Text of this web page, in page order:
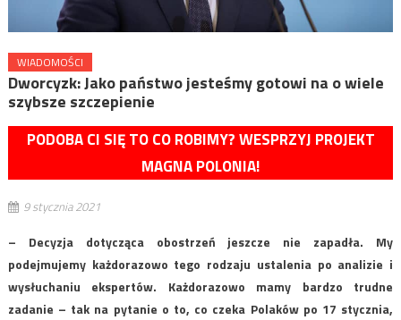
WIADOMOŚCI
Dworcyzk: Jako państwo jesteśmy gotowi na o wiele
szybsze szczepienie
PODOBA CI SIĘ TO CO ROBIMY? WESPRZYJ PROJEKT
MAGNA POLONIA!
9 stycznia 2021
– Decyzja dotycząca obostrzeń jeszcze nie zapadła. My
podejmujemy każdorazowo tego rodzaju ustalenia po analizie i
wysłuchaniu ekspertów. Każdorazowo mamy bardzo trudne
zadanie – tak na pytanie o to, co czeka Polaków po 17 stycznia,